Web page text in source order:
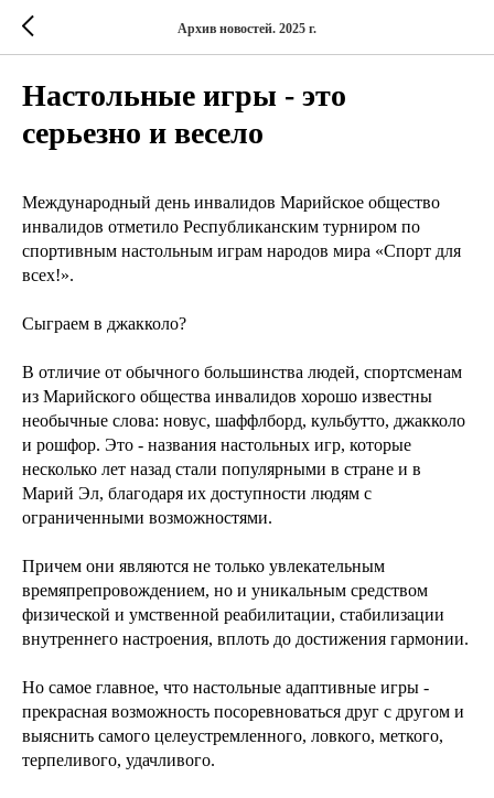
Архив новостей. 2025 г.
Настольные игры - это
серьезно и весело
Международный день инвалидов Марийское общество
инвалидов отметило Республиканским турниром по
спортивным настольным играм народов мира «Спорт для
всех!».
Сыграем в джакколо?
В отличие от обычного большинства людей, спортсменам
из Марийского общества инвалидов хорошо известны
необычные слова: новус, шаффлборд, кульбутто, джакколо
и рошфор. Это - названия настольных игр, которые
несколько лет назад стали популярными в стране и в
Марий Эл, благодаря их доступности людям с
ограниченными возможностями.
Причем они являются не только увлекательным
времяпрепровождением, но и уникальным средством
физической и умственной реабилитации, стабилизации
внутреннего настроения, вплоть до достижения гармонии.
Но самое главное, что настольные адаптивные игры -
прекрасная возможность посоревноваться друг с другом и
выяснить самого целеустремленного, ловкого, меткого,
терпеливого, удачливого.